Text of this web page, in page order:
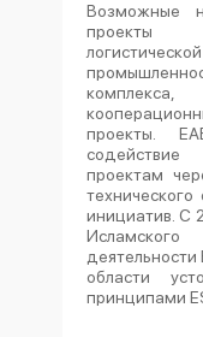
Возможные
проекты
проекты.
проектам
инициатив. С
области
принципами